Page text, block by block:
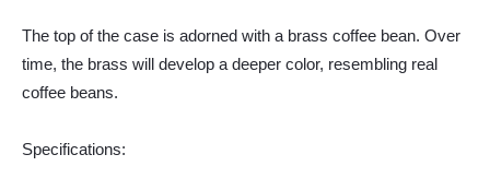
The top of the case is adorned with a brass coffee bean. Over
time, the brass will develop a deeper color, resembling real
coffee beans.
Specifications: